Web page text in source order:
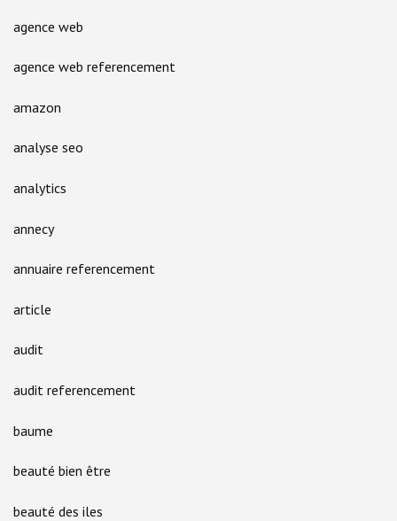
agence web
agence web referencement
amazon
analyse seo
analytics
annecy
annuaire referencement
article
audit
audit referencement
baume
beauté bien être
beauté des iles